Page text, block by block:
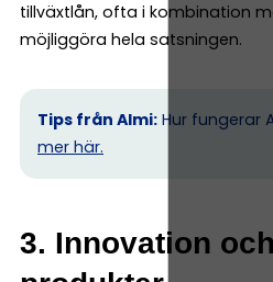
tillväxtlån, ofta i kombination
möjliggöra hela satsningen.
Tips från Almi: Hur fungerar
mer här.
3. Innovation